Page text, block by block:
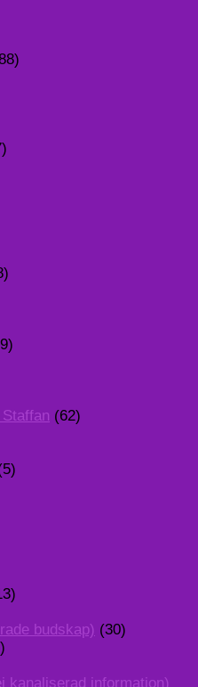
(62)
budskap) (30)
kanaliserad information)